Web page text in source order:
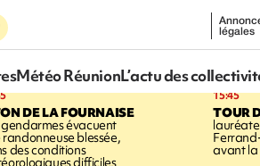
légales
Météo RéunionL’actu des
DE LA FOURNAISE
gendarmes évacuent
randonneuse blessée,
des conditions
difficiles
15:45
TOUR
avant